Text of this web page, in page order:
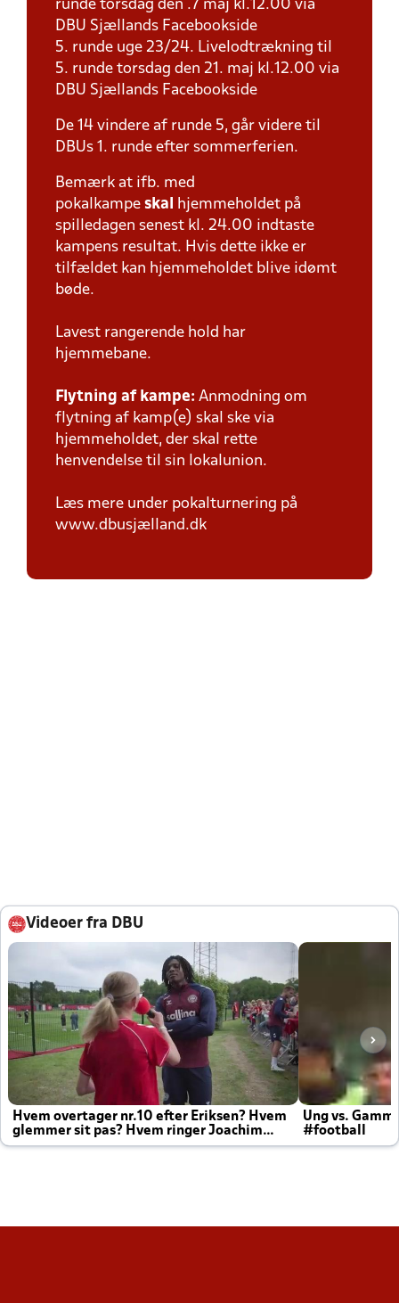
runde torsdag den .7 maj kl.12.00 via
DBU Sjællands Facebookside
5. runde uge 23/24. Livelodtrækning til
5. runde torsdag den 21. maj kl.12.00 via
DBU Sjællands Facebookside
De 14 vindere af runde 5, går videre til
DBUs 1. runde efter sommerferien.
Bemærk at ifb. med
pokalkampe skal
hjemmeholdet på
spilledagen senest kl. 24.00 indtaste
kampens resultat. Hvis dette ikke er
tilfældet kan hjemmeholdet blive idømt
bøde.
Lavest rangerende hold har
hjemmebane.
Flytning af kampe: Anmodning om
flytning af kamp(e) skal ske via
hjemmeholdet, der skal rette
henvendelse til sin lokalunion.
Læs mere under pokalturnering på
www.dbusjælland.dk
Videoer fra DBU
Hvem overtager nr.10 efter Eriksen? Hvem
glemmer sit pas? Hvem ringer Joachim
altid til efter kampe?
Ung vs.
#football